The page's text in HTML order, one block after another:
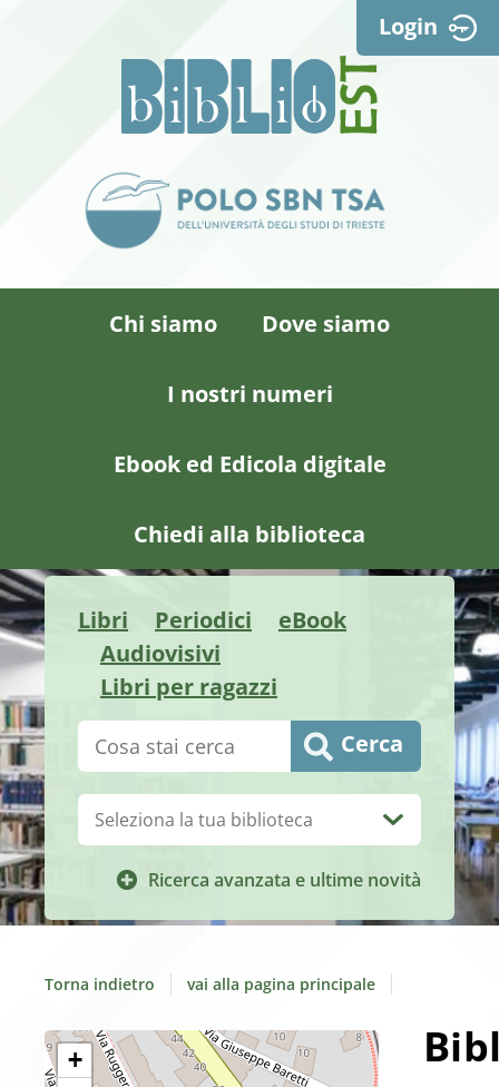
Login
Chi siamo Dove siamo
I nostri numeri
Ebook ed Edicola digitale
Chiedi alla biblioteca
Libri Periodici
eBook
Audiovisivi
Libri per ragazzi
Cerca su "Catalogo" Cerca
Ricerca avanzata e ultime novità
Biblioteca:
Torna indietro vai alla pagina principale
+